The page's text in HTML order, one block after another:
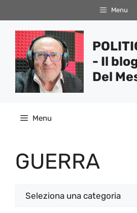
al
contenuto
Menu
- Il
Del
Menu
GUERRA
Categorie